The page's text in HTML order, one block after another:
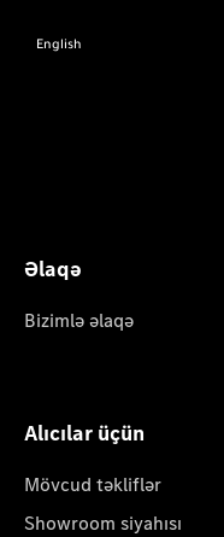
English
Əlaqə
Bizimlə əlaqə
Alıcılar üçün
Mövcud təkliflər
Showroom siyahısı